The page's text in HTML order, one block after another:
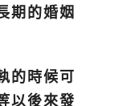
期的婚姻
的時候可
以後來發